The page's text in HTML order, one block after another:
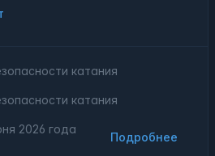
катания
катания
Подробнее
2026 года